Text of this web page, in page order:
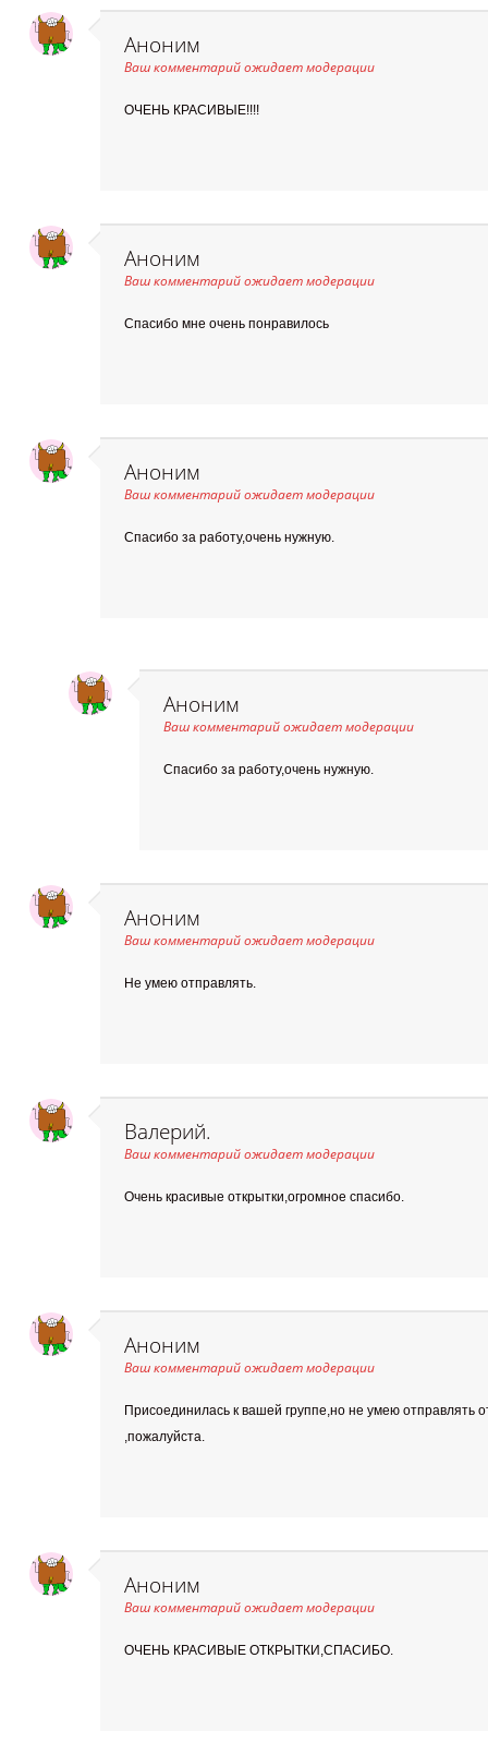
Аноним
Ваш комментарий ожидает модерации
ОЧЕНЬ КРАСИВЫЕ!!!!
Аноним
Ваш комментарий ожидает модерации
Спасибо мне очень понравилось
Аноним
Ваш комментарий ожидает модерации
Спасибо за работу,очень нужную.
Аноним
Ваш комментарий ожидает модерации
Спасибо за работу,очень нужную.
Аноним
Ваш комментарий ожидает модерации
Не умею отправлять.
Валерий.
Ваш комментарий ожидает модерации
Очень красивые открытки,огромное спасибо.
Аноним
Ваш комментарий ожидает модерации
Присоединилась к вашей группе,но не умею отправлять
,пожалуйста.
Аноним
Ваш комментарий ожидает модерации
ОЧЕНЬ КРАСИВЫЕ ОТКРЫТКИ,СПАСИБО.